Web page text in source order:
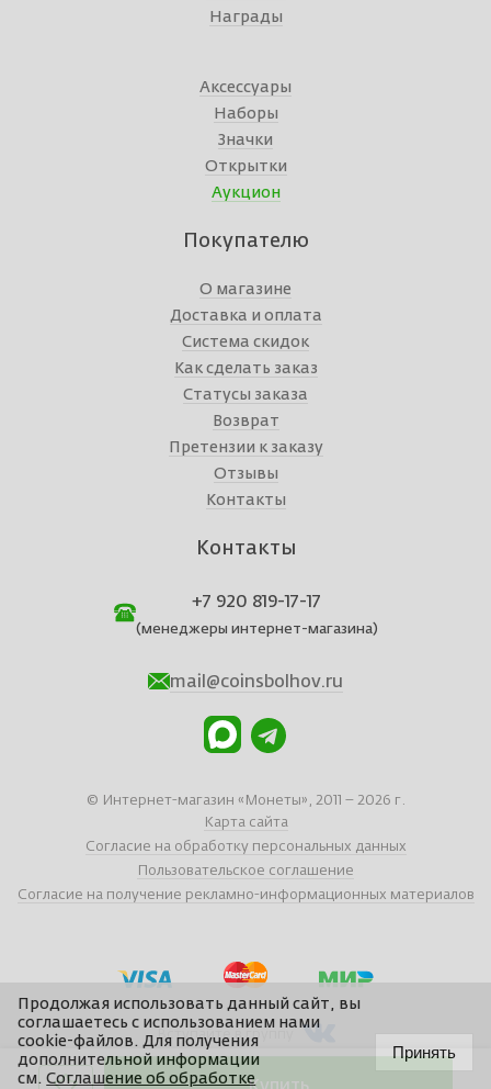
Награды
Аксессуары
Наборы
Значки
Открытки
Аукцион
Покупателю
О магазине
Доставка и оплата
Система скидок
Как сделать заказ
Статусы заказа
Возврат
Претензии к заказу
Отзывы
Контакты
Контакты
+7 920 819-17-17
(менеджеры интернет-магазина)
mail@coinsbolhov.ru
© Интернет-магазин «Монеты», 2011 – 2026 г.
Карта сайта
Согласие на обработку персональных данных
Пользовательское соглашение
Согласие на получение рекламно-информационных материалов
Вступайте в группу
Продолжая использовать данный сайт, вы
соглашаетесь с использованием нами
cookie-файлов. Для получения
дополнительной информации
см.Соглашение об обработке
Принять